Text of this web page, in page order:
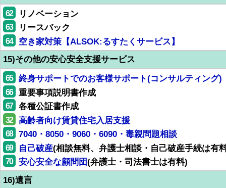
62 リノベーション
63 リースバック
64
空き家対策【ALSOK:るすたくサービス】
15)その他の安心安全支援サービス
65 終身サポートでのお客様サポート(コンサルティング)
66 重要事項説明書作成
67 各種公証書作成
32 高齢者向け賃貸住宅入居支援
68 7040・8050・9060・6090・毒親問題相談
69 自己破産(相談無料、弁護士相談・自己破産手続は有
70 安心安全な顧問団(弁護士・司法書士は有料)
16)遺言